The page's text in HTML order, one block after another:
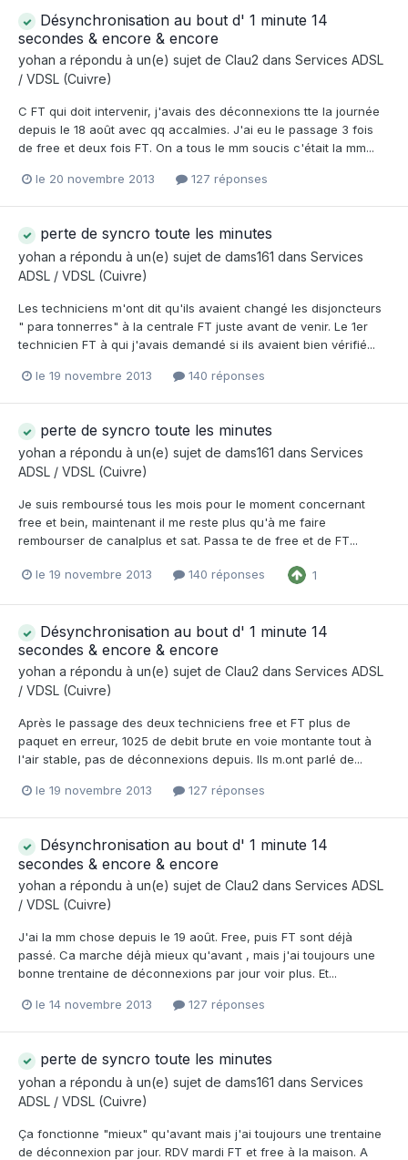
Désynchronisation au bout d' 1 minute 14
secondes & encore & encore
yohan a répondu à un(e) sujet de Clau2 dans Services ADSL
/ VDSL (Cuivre)
C FT qui doit intervenir, j'avais des déconnexions tte la journée
depuis le 18 août avec qq accalmies. J'ai eu le passage 3 fois
de free et deux fois FT. On a tous le mm soucis c'était la mm...
le 20 novembre 2013 127 réponses
perte de syncro toute les minutes
yohan a répondu à un(e) sujet de dams161 dans Services
ADSL / VDSL (Cuivre)
Les techniciens m'ont dit qu'ils avaient changé les disjoncteurs
" para tonnerres" à la centrale FT juste avant de venir. Le 1er
technicien FT à qui j'avais demandé si ils avaient bien vérifié...
le 19 novembre 2013 140 réponses
perte de syncro toute les minutes
yohan a répondu à un(e) sujet de dams161 dans Services
ADSL / VDSL (Cuivre)
Je suis remboursé tous les mois pour le moment concernant
free et bein, maintenant il me reste plus qu'à me faire
rembourser de canalplus et sat. Passa te de free et de FT...
le 19 novembre 2013 140 réponses 1
Désynchronisation au bout d' 1 minute 14
secondes & encore & encore
yohan a répondu à un(e) sujet de Clau2 dans Services ADSL
/ VDSL (Cuivre)
Après le passage des deux techniciens free et FT plus de
paquet en erreur, 1025 de debit brute en voie montante tout à
l'air stable, pas de déconnexions depuis. Ils m.ont parlé de...
le 19 novembre 2013 127 réponses
Désynchronisation au bout d' 1 minute 14
secondes & encore & encore
yohan a répondu à un(e) sujet de Clau2 dans Services ADSL
/ VDSL (Cuivre)
J'ai la mm chose depuis le 19 août. Free, puis FT sont déjà
passé. Ca marche déjà mieux qu'avant , mais j'ai toujours une
bonne trentaine de déconnexions par jour voir plus. Et...
le 14 novembre 2013 127 réponses
perte de syncro toute les minutes
yohan a répondu à un(e) sujet de dams161 dans Services
ADSL / VDSL (Cuivre)
Ça fonctionne "mieux" qu'avant mais j'ai toujours une trentaine
de déconnexion par jour. RDV mardi FT et free à la maison. A